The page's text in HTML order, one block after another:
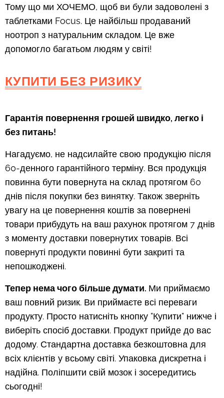
Тому що ми ХОЧЕМО, щоб ви були задоволені з
таблетками Focus. Це найбільш продаваний
ноотроп з натуральним складом. Це вже
допомогло багатьом людям у світі!
КУПИТИ БЕЗ РИЗИКУ
Гарантія повернення грошей швидко, легко і
без питань!
Нагадуємо, не надсилайте свою продукцію після
60-денного гарантійного терміну. Вся продукція
повинна бути повернута на склад протягом 60
днів після покупки без винятку. Також зверніть
увагу на це повернення коштів за повернені
товари прибудуть на ваш рахунок протягом 7 днів
з моменту доставки повернутих товарів. Всі
повернуті продукти повинні бути закриті та
непошкоджені.
Тепер нема чого більше думати. Ми приймаємо
ваш повний ризик. Ви приймаєте всі переваги
продукту. Просто натисніть кнопку "Купити" нижче і
виберіть спосіб доставки. Продукт прийде до вас
додому. Стандартна доставка безкоштовна для
всіх клієнтів у всьому світі. Упаковка дискретна і
надійна. Поліпшити свій мозок і зосередитись
сьогодні!